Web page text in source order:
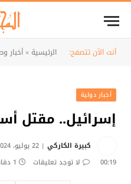
أنت الآن تتصفح: الرئيسية»أخبار
أخبار دولية
إسرائيل.. مقتل
كبيرة الكاركي 22 يوليو، 2024 | 16:55
00:19
لا توجد تعليقات 1 دقائق